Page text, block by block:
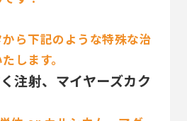
ら下記のような特殊な治
します。
注射、マイヤーズカク